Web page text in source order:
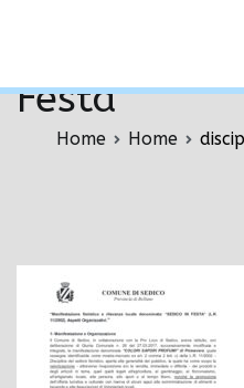
contenuto
Festa
Home Home